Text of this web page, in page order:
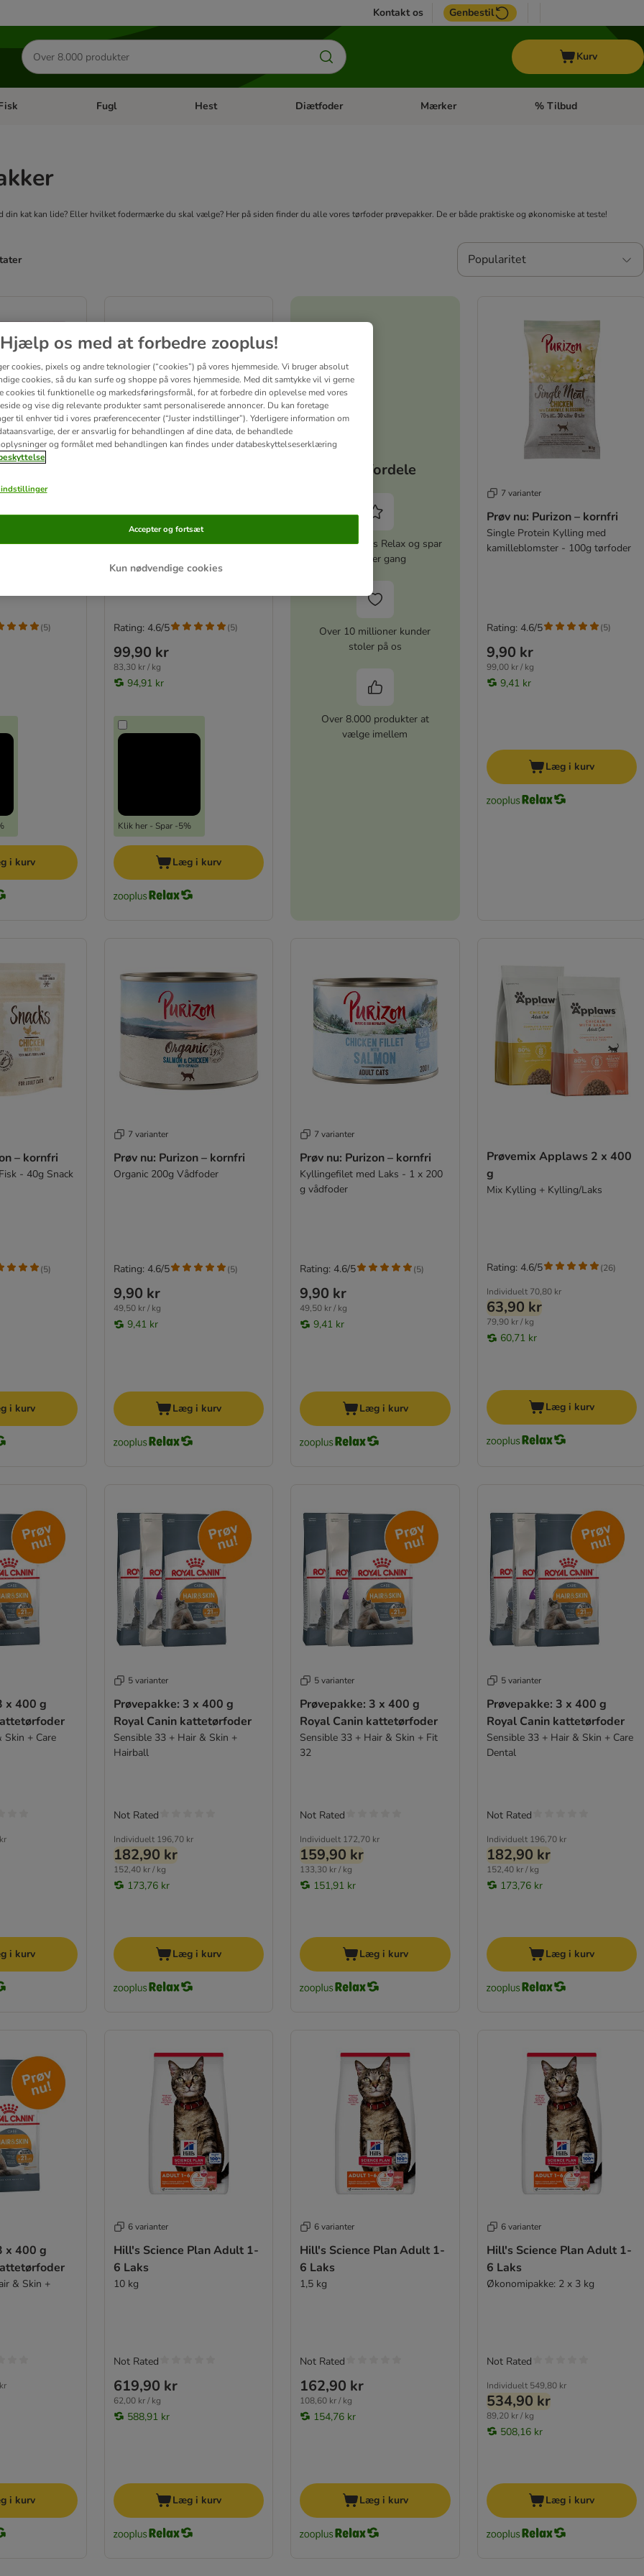
Kontakt os Genbestil
Søg
efter
produkter
Kurv
kategori menu: GnaverÅben kategori menu: Fisk
Fugl Åben kategori menu: Fugl
Hest Åben kategori menu: Hest
Diætfoder Åben kategori menu: Diætfoder
Mærker Åben kategori menu:
% Tilbud
din kat kan lide? Eller hvilket fodermærke du skal vælge? Her på siden finder du alle vores tørfoder prøvepakker. De er både praktiske og økonomiske at teste!
Popularitet
– kornfri
g snack
(5)
i kurv
Prøv nu: Purizon – kornfri
Killing kyllingefilet med laks 6 x
200 g
99,90 kr
83,30 kr / kg
94,91 kr
Klik her - Spar -5%
Rating: 4.6/5 (5)
Læg i kurv
Dine fordele
Aktiver zooplus Relax og spar
5% hver gang
Over 10 millioner kunder
stoler på os
Over 8.000 produkter at
vælge imellem
7 varianter
Prøv nu: Purizon – kornfri
Single Protein Kylling med
kamilleblomster - 100g tørfoder
9,90 kr
99,00 kr / kg
9,41 kr
Rating: 4.6/5 (5)
Læg i kurv
– kornfri
- 40g Snack
(5)
i kurv
7 varianter
Prøv nu: Purizon – kornfri
Organic 200g Vådfoder
9,90 kr
49,50 kr / kg
9,41 kr
Rating: 4.6/5 (5)
Læg i kurv
7 varianter
Prøv nu: Purizon – kornfri
Kyllingefilet med Laks - 1 x 200
g vådfoder
9,90 kr
49,50 kr / kg
9,41 kr
Rating: 4.6/5 (5)
Læg i kurv
Prøvemix Applaws 2 x 400
g
Mix Kylling + Kylling/Laks
Individuelt 70,80 kr
63,90 kr
79,90 kr / kg
60,71 kr
Rating: 4.6/5 (26)
Læg i kurv
x 400 g
Skin + Care
i kurv
5 varianter
Prøvepakke: 3 x 400 g
Royal Canin kattetørfoder
Sensible 33 + Hair & Skin +
Hairball
Individuelt 196,70 kr
182,90 kr
152,40 kr / kg
173,76 kr
Not Rated
Læg i kurv
5 varianter
Prøvepakke: 3 x 400 g
Royal Canin kattetørfoder
Sensible 33 + Hair & Skin + Fit
32
Individuelt 172,70 kr
159,90 kr
133,30 kr / kg
151,91 kr
Not Rated
Læg i kurv
5 varianter
Prøvepakke: 3 x 400 g
Royal Canin kattetørfoder
Sensible 33 + Hair & Skin + Care
Dental
Individuelt 196,70 kr
182,90 kr
152,40 kr / kg
173,76 kr
Not Rated
Læg i kurv
x 400 g
& Skin +
i kurv
6 varianter
Hill's Science Plan Adult 1-
6 Laks
10 kg
619,90 kr
62,00 kr / kg
588,91 kr
Not Rated
Læg i kurv
6 varianter
Hill's Science Plan Adult 1-
6 Laks
1,5 kg
162,90 kr
108,60 kr / kg
154,76 kr
Not Rated
Læg i kurv
6 varianter
Hill's Science Plan Adult 1-
6 Laks
Økonomipakke: 2 x 3 kg
Individuelt 549,80 kr
534,90 kr
89,20 kr / kg
508,16 kr
Not Rated
Læg i kurv
Hjælp os med at forbedre zooplus!
cookies, pixels og andre teknologier (“cookies”) på vores hjemmeside. Vi bruger absolut
cookies, så du kan surfe og shoppe på vores hjemmeside. Med dit samtykke vil vi gerne
cookies til funktionelle og markedsføringsformål, for at forbedre din oplevelse med vores
og vise dig relevante produkter samt personaliserede annoncer. Du kan foretage
til enhver tid i vores præferencecenter (“Juster indstillinger”). Yderligere information om
der er ansvarlig for behandlingen af ​​dine data, de behandlede
og formålet med behandlingen kan findes under databeskyttelseserklæring
Kun nødvendige cookies
Accepter og fortsæt